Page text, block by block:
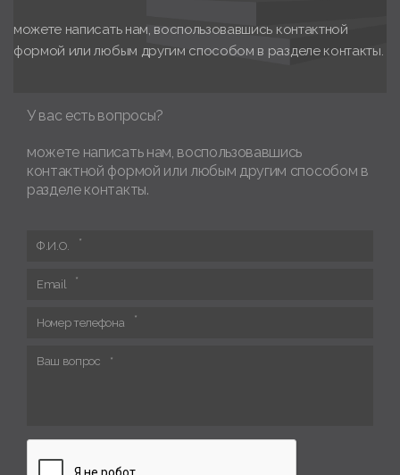
можете написать нам, воспользовавшись контактной
формой или любым другим способом в разделе контакты.
У вас есть вопросы?
можете написать нам, воспользовавшись
контактной формой или любым другим способом в
разделе контакты.
Ф.И.О.
Email
Номер телефона
Ваш вопрос